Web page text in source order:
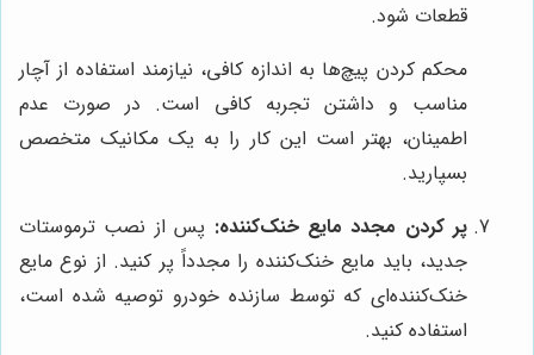
قطعات شود.
محکم کردن پیچ‌ها به اندازه کافی، نیازمند استفاده از آچار
مناسب و داشتن تجربه کافی است. در صورت عدم
اطمینان، بهتر است این کار را به یک مکانیک متخصص
بسپارید.
پر کردن مجدد مایع خنک‌کننده: پس از نصب ترموستات
جدید، باید مایع خنک‌کننده را مجدداً پر کنید. از نوع مایع
خنک‌کننده‌ای که توسط سازنده خودرو توصیه شده است،
استفاده کنید.